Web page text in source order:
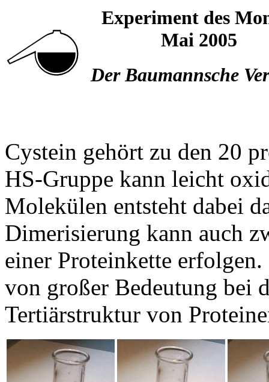
Experiment des
Mai 2005
Der Baumannsche
Cystein gehört zu den 20
HS-Gruppe kann leicht
Molekülen entsteht dabei
Dimerisierung kann auch
einer Proteinkette
von großer Bedeutung bei
Tertiärstruktur von